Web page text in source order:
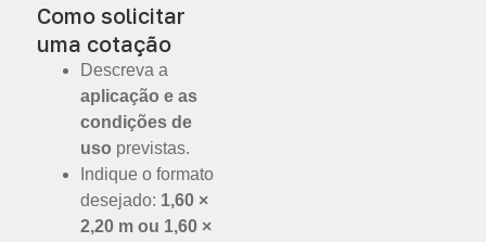
Como solicitar
uma cotação
Descreva a
aplicação e as
condições de
uso previstas.
Indique o formato
desejado: 1,60 ×
2,20 m ou 1,60 ×